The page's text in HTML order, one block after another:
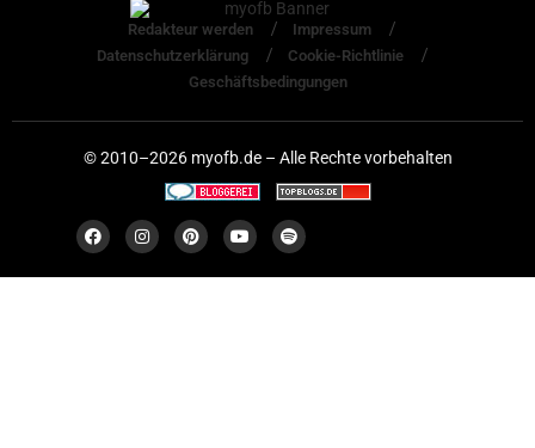
Redakteur werden
Impressum
Datenschutzerklärung
Cookie-Richtlinie
Geschäftsbedingungen
© 2010–2026 myofb.de – Alle Rechte vorbehalten